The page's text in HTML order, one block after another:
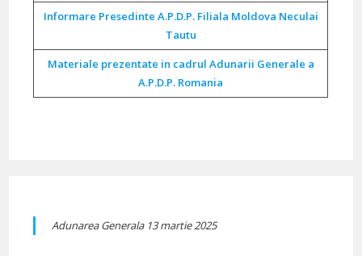
Informare Presedinte A.P.D.P. Filiala Moldova Neculai
Tautu
Materiale prezentate in cadrul Adunarii Generale a
A.P.D.P. Romania
Adunarea Generala 13 martie 2025